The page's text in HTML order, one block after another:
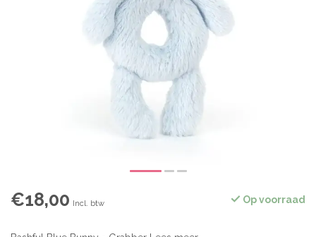
€18,00 Incl. btw Op voorraad